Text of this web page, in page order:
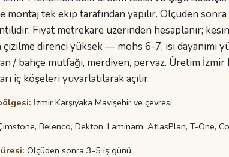
montaj tek ekip tarafından yapılır. Ölçüden
Fiyat metrekare üzerinden hesaplanır;
direnci yüksek — mohs 6-7, ısı dayanımı
/ bahçe mutfağı, merdiven, pervaz. Üretim
iç köşeleri yuvarlatılarak açılır.
İzmir Karşıyaka Mavişehir ve çevresi
Belenco, Dekton, Laminam, AtlasPlan, T-One,
Ölçüden sonra 3-5 iş günü